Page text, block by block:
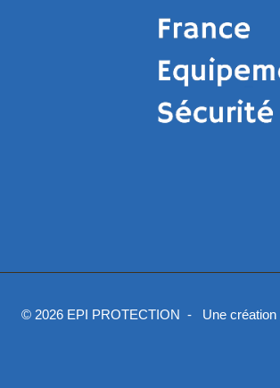
© 2026 EPI PROTECTION - Une création